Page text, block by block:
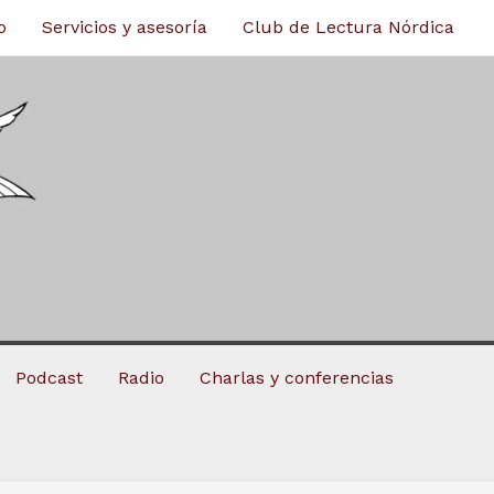
Servicios y asesoría Club de Lectura Nórdica
Podcast Radio Charlas y conferencias